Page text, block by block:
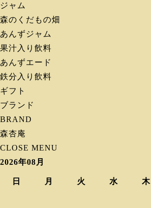
ジャム
森のくだもの畑
あんずジャム
果汁入り飲料
あんずエード
鉄分入り飲料
ギフト
ブランド
BRAND
森杏庵
CLOSE MENU
2026年08月
日 月 火 水 木